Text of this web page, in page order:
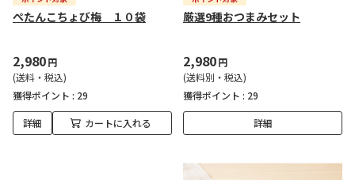
ぺたんこちょび梅 １０袋
2,980円
(送料・税込)
獲得ポイント : 29
詳細 カートに入れる
厳選9種おつまみセット
2,980円
(送料別・税込)
獲得ポイント : 29
詳細